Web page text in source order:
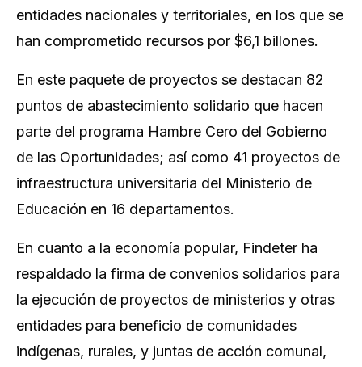
entidades nacionales y territoriales, en los que se
han comprometido recursos por $6,1 billones.​
En este paquete de proyectos se destacan 82
puntos de abastecimiento solidario que hacen
parte del programa Hambre Cero del Gobierno
de las Oportunidades; así como 41 proyectos de
infraestructura universitaria del Ministerio de
Educación en 16 departamentos.
En cuanto a la economía popular, Findeter ha
respaldado la firma de convenios solidarios para
la ejecución de proyectos de ministerios y otras
entidades para beneficio de comunidades
indígenas, rurales, y juntas de acción comunal,